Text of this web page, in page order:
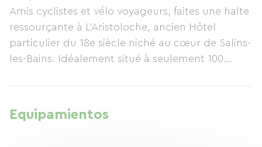
Amis cyclistes et vélo voyageurs, faites une halte
ressourçante à L'Aristoloche, ancien Hôtel
particulier du 18e siècle niché au cœur de Salins-
les-Bains. Idéalement situé à seulement 100
couchages réparties dans 2 logements, vous
garantit un séjour paisible. Il vous offre un accès
Equipamientos